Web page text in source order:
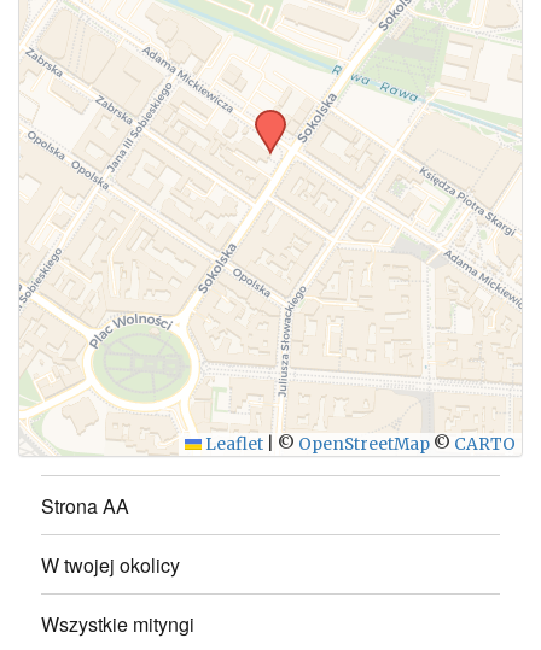
WYŚLIJ
Leaflet © OpenStreetMap © CARTO
Strona AA
W twojej okolicy
Wszystkie mityngi